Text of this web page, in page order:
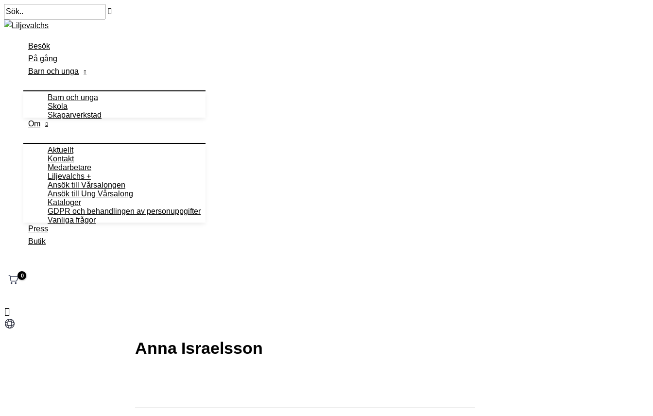
Hoppa
till
Sök..
Besök
På gång
Barn och unga
Barn och unga
Skola
Skaparverkstad
Om
Aktuellt
Kontakt
Medarbetare
Liljevalchs +
Ansök till Vårsalongen
Ansök till Ung Vårsalong
Kataloger
GDPR och behandlingen av personuppgifter
Vanliga frågor
Press
Butik
Välj
Anna Israelsson